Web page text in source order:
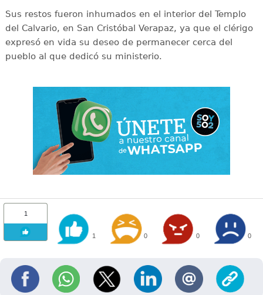
Sus restos fueron inhumados en el interior del Templo
del Calvario, en San Cristóbal Verapaz, ya que el clérigo
expresó en vida su deseo de permanecer cerca del
pueblo al que dedicó su ministerio.
1
1 0 0 0